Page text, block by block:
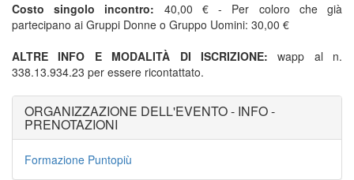
Costo singolo incontro: 40,00 € - Per coloro che già
partecipano ai Gruppi Donne o Gruppo Uomini: 30,00 €
ALTRE INFO E MODALITÀ DI ISCRIZIONE:wapp al n.
338.13.934.23 per essere ricontattato.
ORGANIZZAZIONE DELL'EVENTO - INFO -
PRENOTAZIONI
Formazione Puntopiù